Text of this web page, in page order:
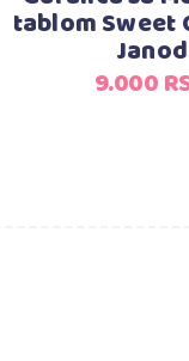
tablom Sweet
Janod
9.000